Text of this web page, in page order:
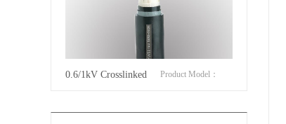
0.6/1kV Crosslinked Product Model：